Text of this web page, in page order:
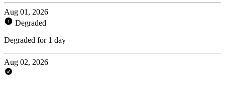
Aug 01, 2026
Degraded
Degraded for 1 day
Aug 02, 2026